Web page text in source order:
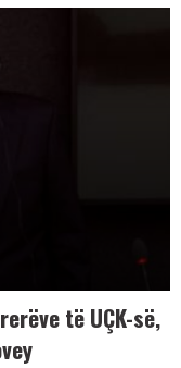
të UÇK-së,